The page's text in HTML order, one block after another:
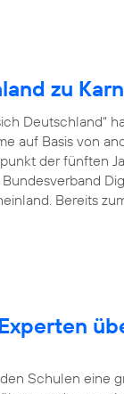
zu
Deutschland“
auf Basis von
der fünften
Bereits
Schulen eine